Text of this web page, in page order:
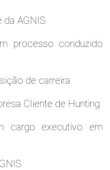
da AGNIS
processo conduzido
de carreira
Cliente de Hunting
cargo executivo em